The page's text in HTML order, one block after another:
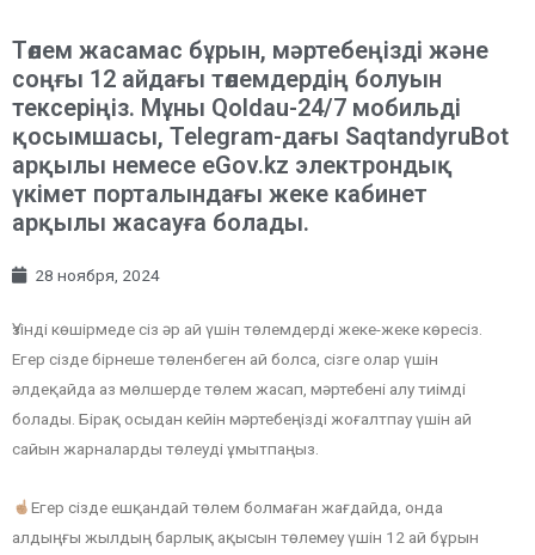
Төлем жасамас бұрын, мәртебеңізді және
соңғы 12 айдағы төлемдердің болуын
тексеріңіз. Мұны Qoldau-24/7 мобильді
қосымшасы, Telegram-дағы SaqtandyruBot
арқылы немесе eGov.kz электрондық
үкімет порталындағы жеке кабинет
арқылы жасауға болады.
28 ноября, 2024
Үзінді көшірмеде сіз әр ай үшін төлемдерді жеке-жеке көресіз.
Егер сізде бірнеше төленбеген ай болса, сізге олар үшін
әлдеқайда аз мөлшерде төлем жасап, мәртебені алу тиімді
болады. Бірақ осыдан кейін мәртебеңізді жоғалтпау үшін ай
сайын жарналарды төлеуді ұмытпаңыз.
Егер сізде ешқандай төлем болмаған жағдайда, онда
алдыңғы жылдың барлық ақысын төлемеу үшін 12 ай бұрын